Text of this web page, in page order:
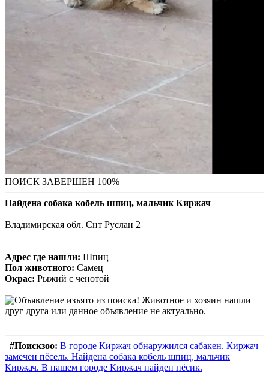
ПОИСК ЗАВЕРШЕН 100%
Найдена собака кобель шпиц, мальчик Киржач
Владимирская обл. Снт Руслан 2
Адрес где нашли: Шпиц
Пол животного: Самец
Окрас: Рыжий с ченотой
#Поискзоо: В городе Киржач обнаружился сабакен. Киржач
замечен пёсель. Найдена собака кобель шпиц, мальчик
Киржач. В нашем городе Киржач найден пёсик.